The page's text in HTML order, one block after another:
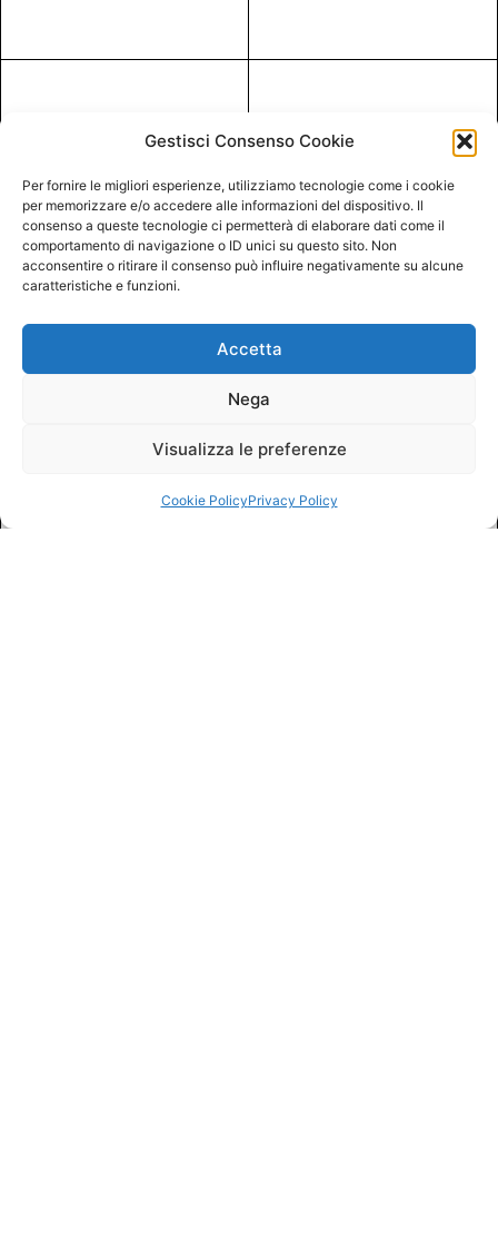
Gestisci Consenso Cookie
Per fornire le migliori esperienze, utilizziamo tecnologie come i cookie
per memorizzare e/o accedere alle informazioni del dispositivo. Il
consenso a queste tecnologie ci permetterà di elaborare dati come il
comportamento di navigazione o ID unici su questo sito. Non
acconsentire o ritirare il consenso può influire negativamente su alcune
caratteristiche e funzioni.
Accetta
Nega
Visualizza le preferenze
Cookie PolicyPrivacy Policy